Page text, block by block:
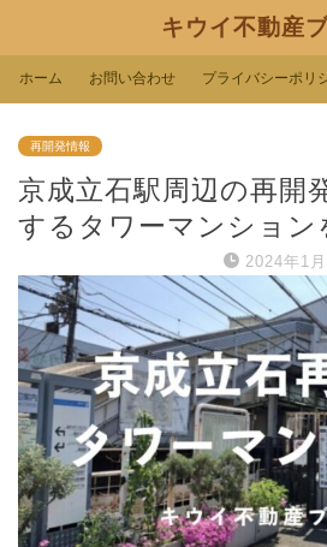
キウイ不動産
ホーム お問い合わせ プライバシーポリ
再開発情報
京成立石駅周辺の再開
するタワーマンション
2024年1